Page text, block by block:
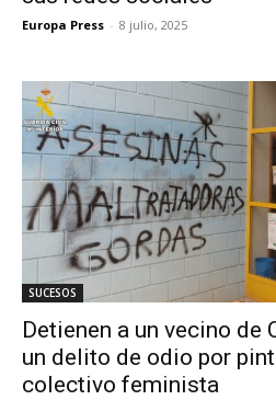
Europa Press - 8 julio, 2025
SUCESOS
Detienen a un vecino de
un delito de odio por
colectivo feminista